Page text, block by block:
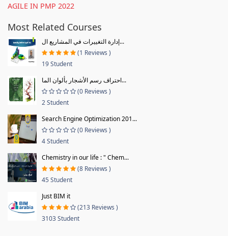
AGILE IN PMP 2022
Most Related Courses
إدارة التغييرات في المشاريع ال...
(1 Reviews )
19 Student
احتراف رسم الأشجار بألوان الما...
(0 Reviews )
2 Student
Search Engine Optimization 201...
(0 Reviews )
4 Student
Chemistry in our life : " Chem...
(8 Reviews )
45 Student
Just BIM it
(213 Reviews )
3103 Student